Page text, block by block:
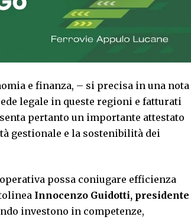
e finanza, – si precisa in una nota
legale in queste regioni e fatturati
pertanto un importante attestato
gestionale e la sostenibilità dei
possa coniugare efficienza
Innocenzo Guidotti, presidente
investono in competenze,